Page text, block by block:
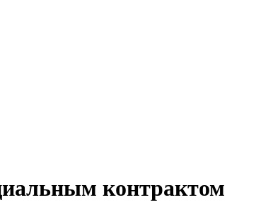
контрактом